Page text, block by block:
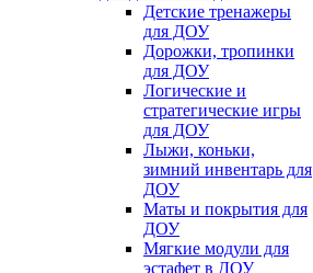
Детские тренажеры
для ДОУ
Дорожки, тропинки
для ДОУ
Логические и
стратегические игры
для ДОУ
Лыжи, коньки,
зимний инвентарь для
ДОУ
Маты и покрытия для
ДОУ
Мягкие модули для
эстафет в ДОУ